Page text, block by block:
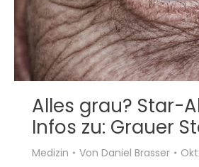
Alles grau? Star-
Infos zu: Grauer
Medizin Von Daniel Brasser